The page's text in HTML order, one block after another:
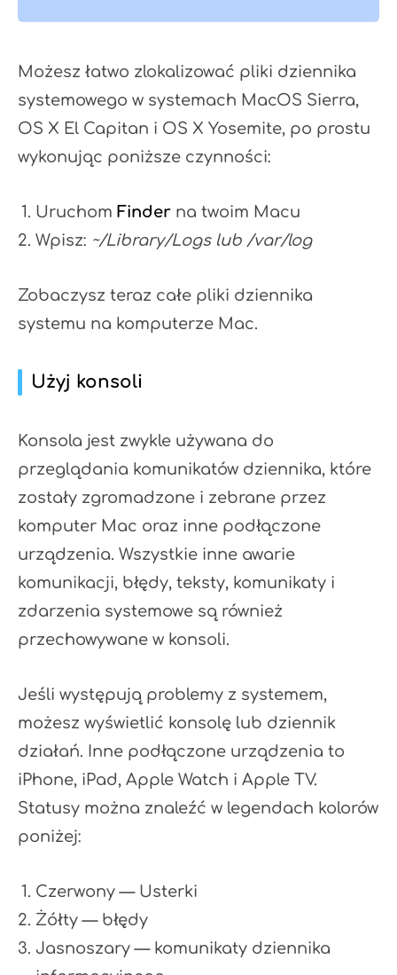
Możesz łatwo zlokalizować pliki dziennika
systemowego w systemach MacOS Sierra,
OS X El Capitan i OS X Yosemite, po prostu
wykonując poniższe czynności:
Uruchom Finder na twoim Macu
Wpisz: ~/Library/Logs lub /var/log
Zobaczysz teraz całe pliki dziennika
systemu na komputerze Mac.
Użyj konsoli
Konsola jest zwykle używana do
przeglądania komunikatów dziennika, które
zostały zgromadzone i zebrane przez
komputer Mac oraz inne podłączone
urządzenia. Wszystkie inne awarie
komunikacji, błędy, teksty, komunikaty i
zdarzenia systemowe są również
przechowywane w konsoli.
Jeśli występują problemy z systemem,
możesz wyświetlić konsolę lub dziennik
działań. Inne podłączone urządzenia to
iPhone, iPad, Apple Watch i Apple TV.
Statusy można znaleźć w legendach kolorów
poniżej:
Czerwony — Usterki
Żółty — błędy
Jasnoszary — komunikaty dziennika